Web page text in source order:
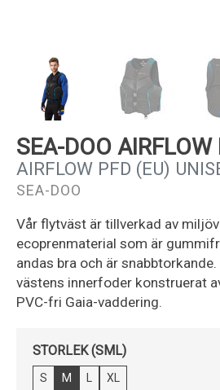
SEA-DOO
AIRFLOW PFD (EU)
SEA-DOO
Vår flytväst är tillverkad av
ecoprenmaterial som är
andas bra och är
västens innerfoder konstruerat
PVC-fri Gaia-vaddering.
STORLEK (SML)
S M XL